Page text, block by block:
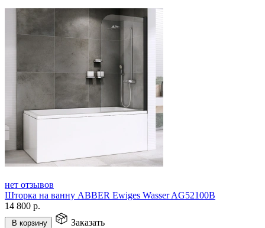
нет отзывов
Шторка на ванну ABBER Ewiges Wasser AG52100B
14 800 р.
В корзину
Заказать